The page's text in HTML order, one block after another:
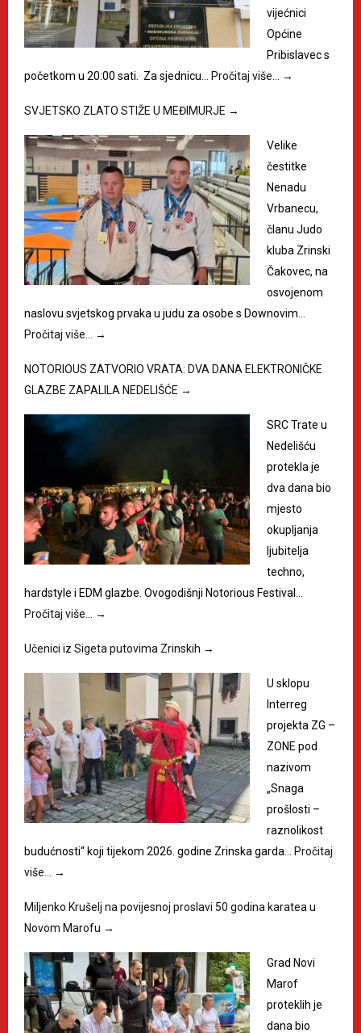
vijećnici
Općine
Pribislavec s
početkom u 20:00 sati. Za sjednicu… Pročitaj više… →
SVJETSKO ZLATO STIŽE U MEĐIMURJE →
Velike
čestitke
Nenadu
Vrbanecu,
članu Judo
kluba Zrinski
Čakovec, na
osvojenom
naslovu svjetskog prvaka u judu za osobe s Downovim…
Pročitaj više…
→
NOTORIOUS ZATVORIO VRATA: DVA DANA ELEKTRONIČKE
GLAZBE ZAPALILA NEDELIŠĆE →
SRC Trate u
Nedelišću
protekla je
dva dana bio
mjesto
okupljanja
ljubitelja
techno,
hardstyle i EDM glazbe. Ovogodišnji Notorious Festival…
Pročitaj više…
→
Učenici iz Sigeta putovima Zrinskih →
U sklopu
Interreg
projekta ZG –
ZONE pod
nazivom
„Snaga
prošlosti –
raznolikost
budućnosti“ koji tijekom 2026. godine Zrinska garda… Pročitaj
više…
→
Miljenko Krušelj na povijesnoj proslavi 50 godina karatea u
Novom Marofu →
Grad Novi
Marof
proteklih je
dana bio